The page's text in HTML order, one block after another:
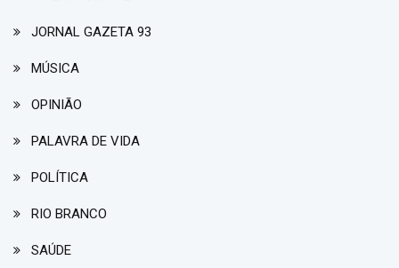
JORNAL GAZETA 93
MÚSICA
OPINIÃO
PALAVRA DE VIDA
POLÍTICA
RIO BRANCO
SAÚDE